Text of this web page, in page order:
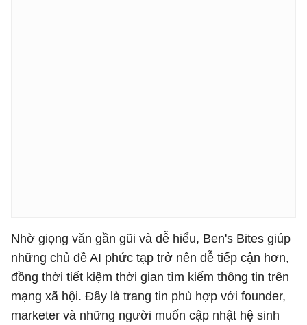
Nhờ giọng văn gần gũi và dễ hiểu, Ben's Bites giúp
những chủ đề AI phức tạp trở nên dễ tiếp cận hơn,
đồng thời tiết kiệm thời gian tìm kiếm thông tin trên
mạng xã hội. Đây là trang tin phù hợp với founder,
marketer và những người muốn cập nhật hệ sinh